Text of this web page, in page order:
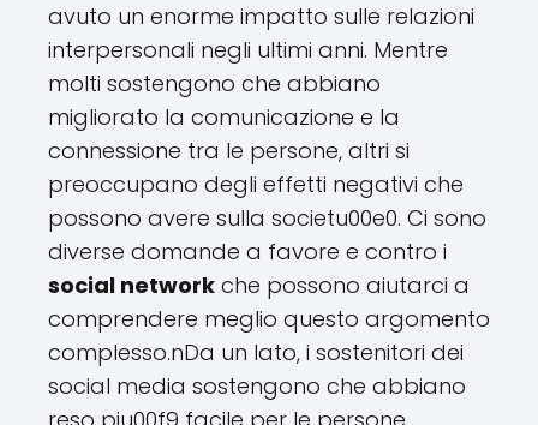
avuto un enorme impatto sulle relazioni
interpersonali negli ultimi anni. Mentre
molti sostengono che abbiano
migliorato la comunicazione e la
connessione tra le persone, altri si
preoccupano degli effetti negativi che
possono avere sulla societu00e0. Ci sono
diverse domande a favore e contro i
social network che possono aiutarci a
comprendere meglio questo argomento
complesso.nDa un lato, i sostenitori dei
social media sostengono che abbiano